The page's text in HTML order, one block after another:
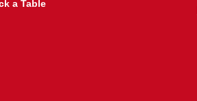
a Table